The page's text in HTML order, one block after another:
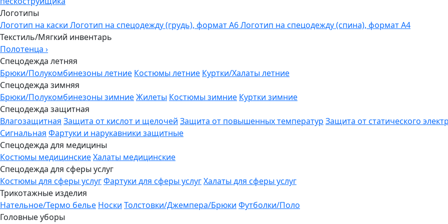
Логотипы
Логотип на каски Логотип на спецодежду (грудь), формат А6Логотип на спецодежду (спина), формат А4
Текстиль/Мягкий инвентарь
Полотенца ›
Спецодежда летняя
Брюки/Полукомбинезоны летние Костюмы летние Куртки/Халаты летние
Спецодежда зимняя
Брюки/Полукомбинезоны зимниеЖилеты Костюмы зимние Куртки зимние
Спецодежда защитная
Влагозащитная Защита от кислот и щелочей Защита от повышенных температур Защита от статического
Сигнальная Фартуки и нарукавники защитные
Спецодежда для медицины
Костюмы медицинскиеХалаты медицинские
Спецодежда для сферы услуг
Костюмы для сферы услугФартуки для сферы услугХалаты для сферы услуг
Трикотажные изделия
Нательное/Термо белье Носки Толстовки/Джемпера/Брюки Футболки/Поло
Головные уборы